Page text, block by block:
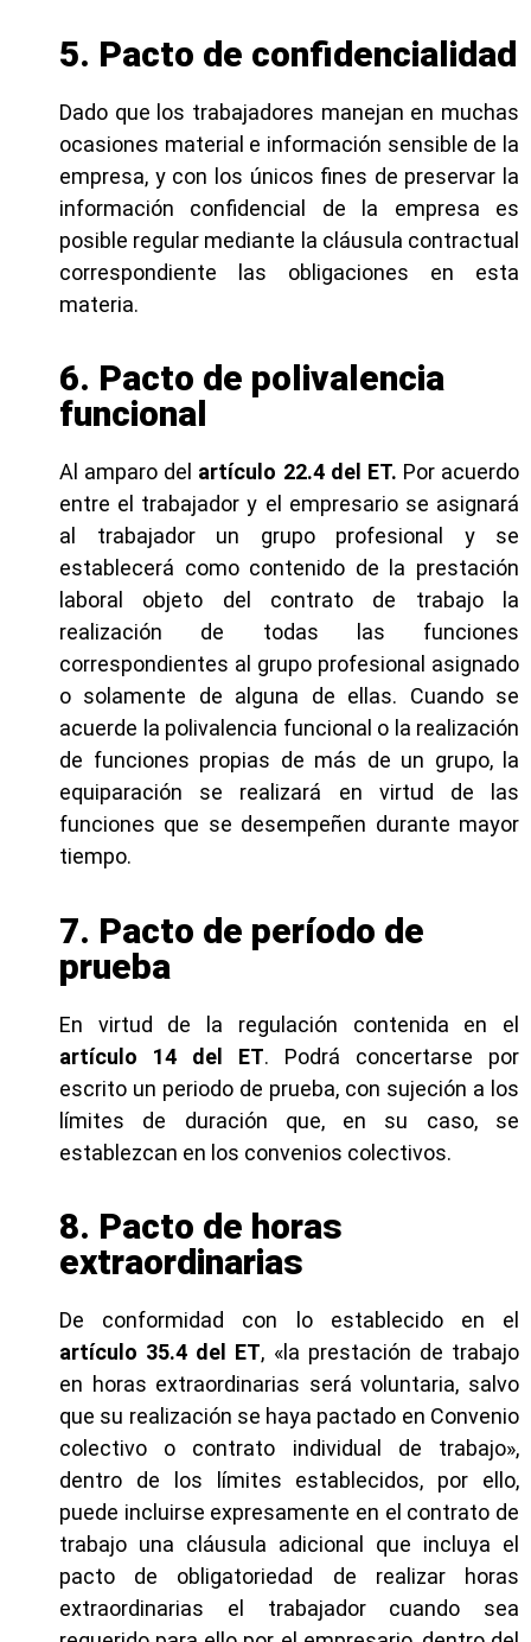
5. Pacto de confidencialidad
Dado que los trabajadores manejan en muchas
ocasiones material e información sensible de la
empresa, y con los únicos fines de preservar la
información confidencial de la empresa es
posible regular mediante la cláusula contractual
correspondiente las obligaciones en esta
materia.
6. Pacto de polivalencia
funcional
Al amparo del artículo 22.4 del ET. Por acuerdo
entre el trabajador y el empresario se asignará
al trabajador un grupo profesional y se
establecerá como contenido de la prestación
laboral objeto del contrato de trabajo la
realización de todas las funciones
correspondientes al grupo profesional asignado
o solamente de alguna de ellas. Cuando se
acuerde la polivalencia funcional o la realización
de funciones propias de más de un grupo, la
equiparación se realizará en virtud de las
funciones que se desempeñen durante mayor
tiempo.
7. Pacto de período de
prueba
En virtud de la regulación contenida en el
artículo 14 del ET. Podrá concertarse por
escrito un periodo de prueba, con sujeción a los
límites de duración que, en su caso, se
establezcan en los convenios colectivos.
8. Pacto de horas
extraordinarias
De conformidad con lo establecido en el
artículo 35.4 del ET, «la prestación de trabajo
en horas extraordinarias será voluntaria, salvo
que su realización se haya pactado en Convenio
colectivo o contrato individual de trabajo»,
dentro de los límites establecidos, por ello,
puede incluirse expresamente en el contrato de
trabajo una cláusula adicional que incluya el
pacto de obligatoriedad de realizar horas
extraordinarias el trabajador cuando sea